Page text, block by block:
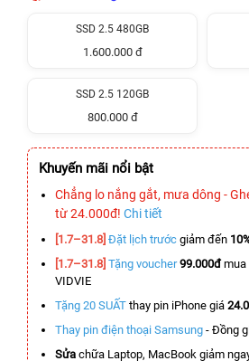
SSD 2.5 480GB
1.600.000 đ
SSD 2.5 120GB
800.000 đ
Khuyến mãi nổi bật
Chẳng lo nắng gắt, mưa dông -
từ 24.000đ! Chi tiết
[1.7–31.8] Đặt lịch trước giảm đến
[1.7–31.8] Tặng voucher 99.000đmua
VIDVIE
Tặng 20 SUẤT thay pin iPhone giá
Thay pin điện thoại Samsung - Đồng
Sửa chữa Laptop, MacBook giảm